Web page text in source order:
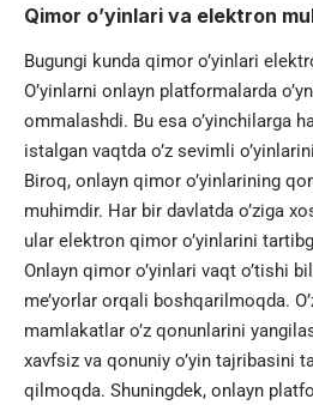
Qimor o’yinlari va elektron
Bugungi kunda qimor o’yinlari
O’yinlarni onlayn platformalarda
ommalashdi. Bu esa o’yinchilarga
istalgan vaqtda o’z sevimli
Biroq, onlayn qimor o’yinlarining
muhimdir. Har bir davlatda o’ziga
ular elektron qimor o’yinlarini
Onlayn qimor o’yinlari vaqt o’tishi
me’yorlar orqali boshqarilmoqda.
mamlakatlar o’z qonunlarini
xavfsiz va qonuniy o’yin tajribasini
qilmoqda. Shuningdek, onlayn